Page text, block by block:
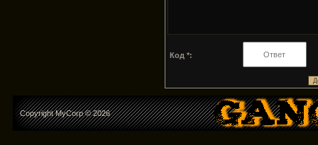
Код *:
Copyright MyCorp © 2026